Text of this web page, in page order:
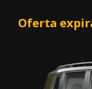
Oferta